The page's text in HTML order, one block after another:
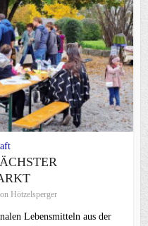
Hötzelsperger
Lebensmitteln aus der